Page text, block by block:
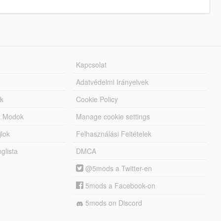
Modok
Kapcsolat
Adatvédelmi Irányelvek
Cookie Policy
Manage cookie settings
Felhasználási Feltételek
DMCA
@5mods a Twitter-en
5mods a Facebook-on
5mods on Discord